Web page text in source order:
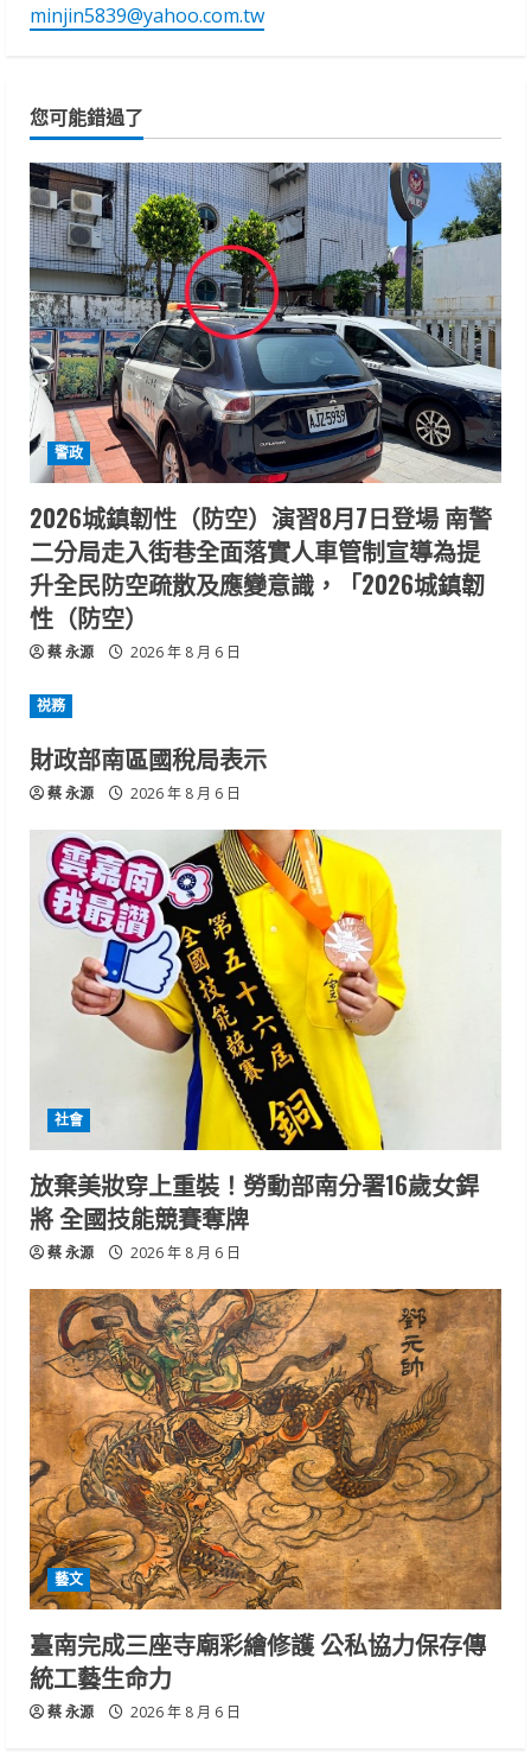
minjin5839@yahoo.com.tw
您可能錯過了
警政
2026城鎮韌性（防空）演習8月7日登場 南警
二分局走入街巷全面落實人車管制宣導為提
升全民防空疏散及應變意識，「2026城鎮韌
性（防空）
蔡 永源 2026 年 8 月 6 日
祱務
財政部南區國稅局表示
蔡 永源 2026 年 8 月 6 日
社會
放棄美妝穿上重裝！勞動部南分署16歲女銲
將 全國技能競賽奪牌
蔡 永源 2026 年 8 月 6 日
藝文
臺南完成三座寺廟彩繪修護 公私協力保存傳
統工藝生命力
蔡 永源 2026 年 8 月 6 日